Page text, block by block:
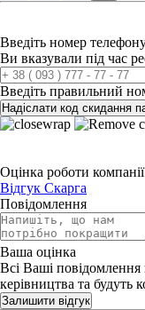
Введіть номер
Ви вказували під час
Введіть правильний
Надіслати код скидання
Оцінка роботи компанії
Відгук Скарга
Повідомлення
Ваша оцінка
Всі Ваші
керівництва та будуть
Залишити відгук